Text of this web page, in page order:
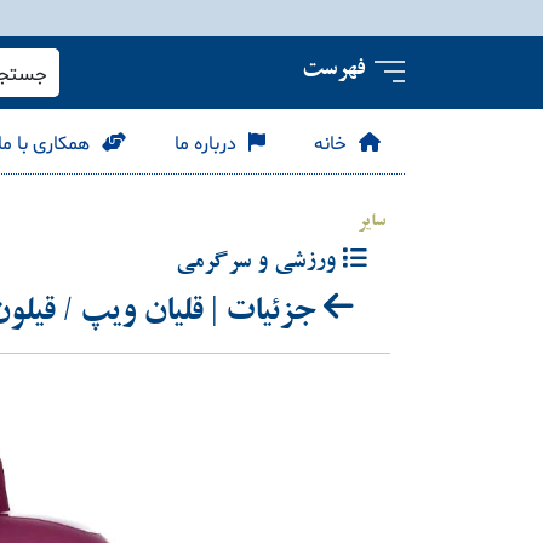
فهرست
خانه درباره ما همکاری با
سایر
ورزشی و سرگرمی
جزئیات | قلیان ویپ /